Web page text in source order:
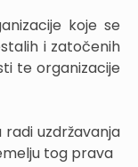
koje se
i zatočenih
te organizacije
uzdržavanja
tog prava